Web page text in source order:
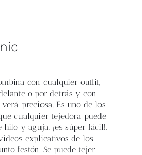
Videos
Contacto
Newsletter
con cualquier outfit,
o por detrás y con
preciosa. Es uno de los
cualquier tejedora puede
y aguja, ¡es súper fácil!.
explicativos de los
festón. Se puede tejer